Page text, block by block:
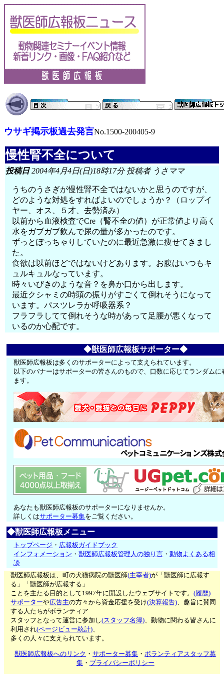
ウサギ掲示板過去発言No.1500-200405-9
慢性腎不全について
投稿日2004年4月4日(日)18時17分 投稿者 うさママ
うちのうさぎが慢性腎不全ではないかと思うのですが、
どのような対処をすればよいのでしょうか？（ロップイ
ヤー、オス、５才、去勢済み）
以前から血液検査でCre（腎不全の値）が正常値より高く
水をガブガブ飲んで尿の量が多かったのです。
ずっとぽっちゃりしていたのに最近急激に痩せてきまし
た。
食欲は以前ほどではないけどあります。お腹はいつもキ
ュルキュルなっています。
時々いびきのような音？を鼻か口から出します。
最近クシャミの時頭の振りがすごくて倒れそうになって
います。パスツレラか呼吸器系？
フラフラしてて倒れそうな時があって足腰が悪くなって
いるのか心配です。
◆獣医師広報板サポーター◆
獣医師広報板は多くのサポーターによって支えられています。
以下のバナーはサポーターの皆さんのもので、口数に応じてランダムに
ます。
あなたも獣医師広報板のサポーターになりませんか。
詳しくはサポーター募集をご覧ください。
◆獣医師広報板メニュー
トップページ ・ 広報板ガイドブック
インフォメーション ・獣医師広報板管理人の独り言 ・動物よくある相
談
獣医師広報板は、町の犬猫病院の獣医師(主宰者)が「獣医師に広報す
る」「獣医師が広報する」
ことを主たる目的として1997年に開設したウェブサイトです。(履歴)
サポーターや広告主の方々から資金応援を受け(決算報告)、趣旨に賛同
する人たちがボランティア
スタッフとなって運営に参加し(スタッフ名簿)、動物に関わる皆さんに
利用され(ページビュー統計)、
多くの人々に支えられています。
獣医師広報板へのリンク ・サポーター募集 ・ボランティアスタッフ募
集・ プライバシーポリシー